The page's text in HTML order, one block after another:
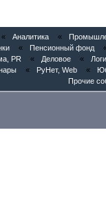
« Аналитика «
« Пенсионный фонд
PR « Деловое «
« РуНет, Web «
Прочие